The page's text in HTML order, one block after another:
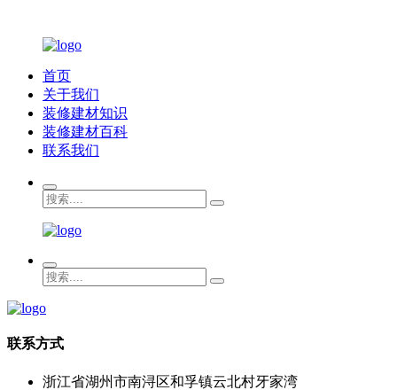
首页
关于我们
装修建材知识
装修建材百科
联系我们
联系方式
浙江省湖州市南浔区和孚镇云北村牙家湾